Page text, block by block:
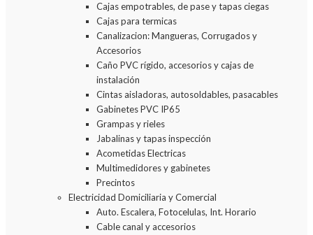
Cajas empotrables, de pase y tapas ciegas
Cajas para termicas
Canalizacion: Mangueras, Corrugados y
Accesorios
Caño PVC rígido, accesorios y cajas de
instalación
Cintas aisladoras, autosoldables, pasacables
Gabinetes PVC IP65
Grampas y rieles
Jabalinas y tapas inspección
Acometidas Electricas
Multimedidores y gabinetes
Precintos
Electricidad Domiciliaria y Comercial
Auto. Escalera, Fotocelulas, Int. Horario
Cable canal y accesorios